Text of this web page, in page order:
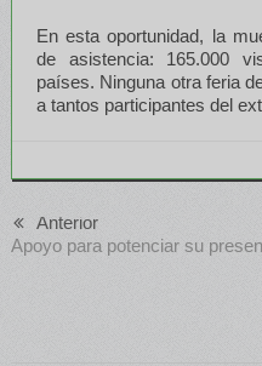
En esta oportunidad, la
de asistencia: 165.000
países. Ninguna otra feria
a tantos participantes del
Anterior
Apoyo para potenciar su